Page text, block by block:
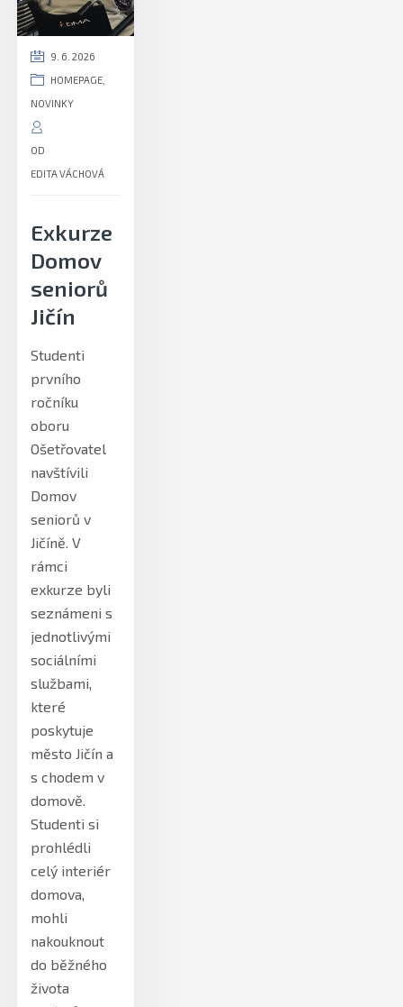
9. 6. 2026
HOMEPAGE
NOVINKY
OD
EDITA VÁCHOVÁ
Exkurze
Domov
seniorů
Jičín
Studenti
prvního
ročníku
oboru
Ošetřovatel
navštívili
Domov
seniorů v
Jičíně. V
rámci
exkurze byli
seznámeni s
jednotlivými
sociálními
službami,
které
poskytuje
město Jičín a
s chodem v
domově.
Studenti si
prohlédli
celý interiér
domova,
mohli
nakouknout
do běžného
života